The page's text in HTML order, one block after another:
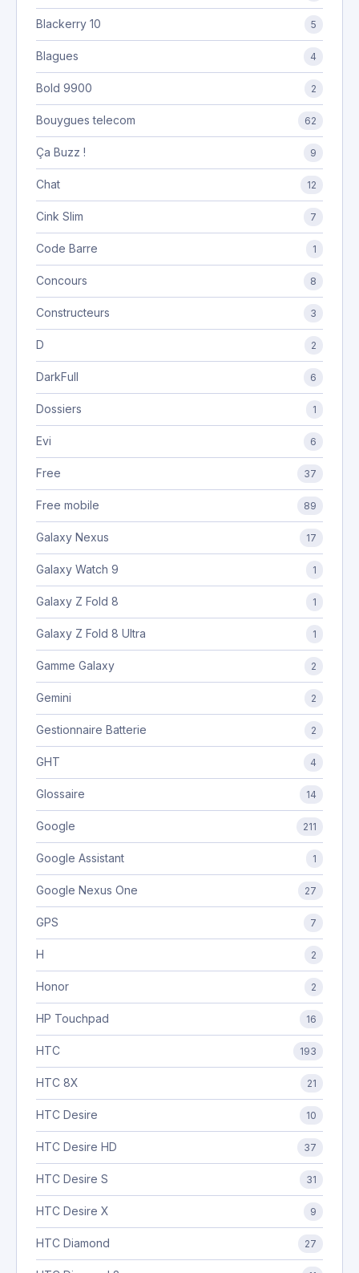
Blackerry 10 5
Blagues 4
Bold 9900 2
Bouygues telecom 62
Ça Buzz ! 9
Chat 12
Cink Slim 7
Code Barre 1
Concours 8
Constructeurs 3
D 2
DarkFull 6
Dossiers 1
Evi 6
Free 37
Free mobile 89
Galaxy Nexus 17
Galaxy Watch 9 1
Galaxy Z Fold 8 1
Galaxy Z Fold 8 Ultra 1
Gamme Galaxy 2
Gemini 2
Gestionnaire Batterie 2
GHT 4
Glossaire 14
Google 211
Google Assistant 1
Google Nexus One 27
GPS 7
H 2
Honor 2
HP Touchpad 16
HTC 193
HTC 8X 21
HTC Desire 10
HTC Desire HD 37
HTC Desire S 31
HTC Desire X 9
HTC Diamond 27